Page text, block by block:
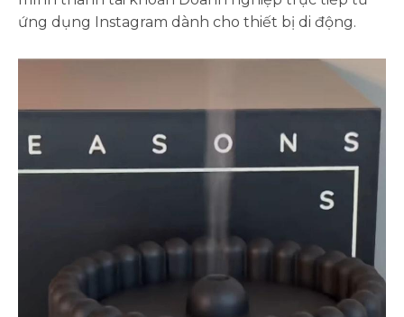
ứng dụng Instagram dành cho thiết bị di động.